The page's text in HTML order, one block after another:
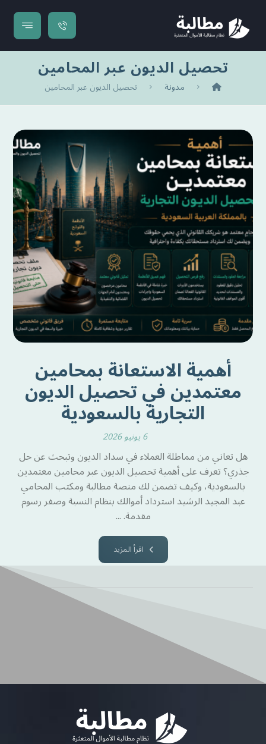
تحصيل الديون عبر المحامين
مدونة تحصيل الديون عبر المحامين
أهمية الاستعانة بمحامين
معتمدين في تحصيل الديون
التجارية بالسعودية
6 يونيو 2026
هل تعاني من مماطلة العملاء في سداد الديون وتبحث عن حل
جذري؟ تعرف على أهمية تحصيل الديون عبر محامين معتمدين
بالسعودية، وكيف تضمن لك منصة مطالبة ومكتب المحامي
عبد المجيد الرشيد استرداد أموالك بنظام النسبة وصفر رسوم
مقدمة. ...
اقرأ المزيد